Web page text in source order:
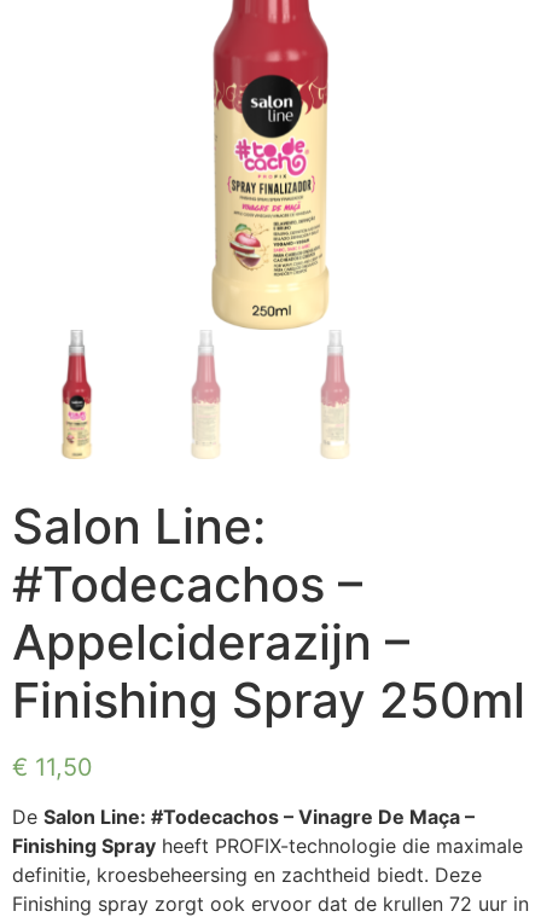
Salon Line:
#Todecachos –
Appelciderazijn –
Finishing Spray 250ml
€ 11,50
De Salon Line: #Todecachos – Vinagre De Maça –
Finishing Spray heeft PROFIX-technologie die maximale
definitie, kroesbeheersing en zachtheid biedt. Deze
Finishing spray zorgt ook ervoor dat de krullen 72 uur in